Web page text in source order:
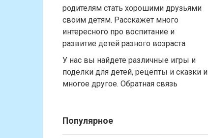
родителям стать хорошими друзьями
своим детям. Расскажет много
интересного про воспитание и
развитие детей разного возраста
У нас вы найдете различные игры и
поделки для детей, рецепты и сказки и
многое другое. Обратная связь
Популярное